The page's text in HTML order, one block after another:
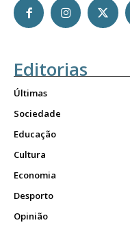
Editorias
Últimas
Sociedade
Educação
Cultura
Economia
Desporto
Opinião